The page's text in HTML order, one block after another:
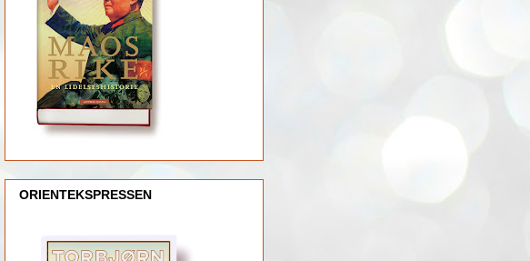
ORIENTEKSPRESSEN